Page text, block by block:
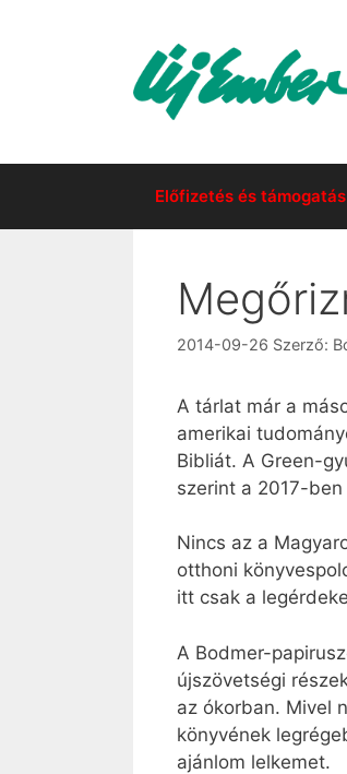
Előfizetés és támogatás
2014-09-26 Szerző:
A tárlat már a
amerikai
Bibliát. A Green-
szerint a 2017-
Nincs az a
otthoni
itt csak a
A Bodmer-
újszövetségi
az ókorban. Mivel
könyvének
ajánlom lelkemet.